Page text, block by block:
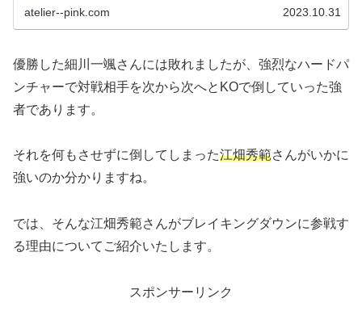
atelier--pink.com 2023.10.31
優勝した細川一颯さんには敗れましたが、強烈なハードパ
ンチャーで対戦相手を次から次へとKOで倒していった強
者であります。
それを何もさせずに倒してしまった江畑秀範さんがいかに
強いのか分かりますね。
では、そんな江畑秀範さんがブレイキングダウンに参戦す
る理由についてご紹介いたします。
スポンサーリンク